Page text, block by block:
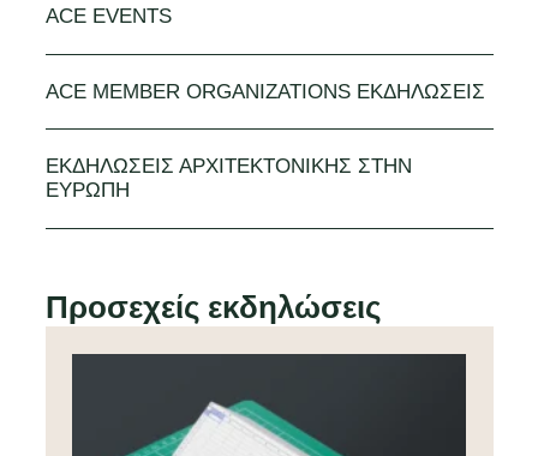
ACE EVENTS
ACE MEMBER ORGANIZATIONS ΕΚΔΗΛΏΣΕΙΣ
ΕΚΔΗΛΏΣΕΙΣ ΑΡΧΙΤΕΚΤΟΝΙΚΉΣ ΣΤΗΝ
ΕΥΡΏΠΗ
Προσεχείς εκδηλώσεις